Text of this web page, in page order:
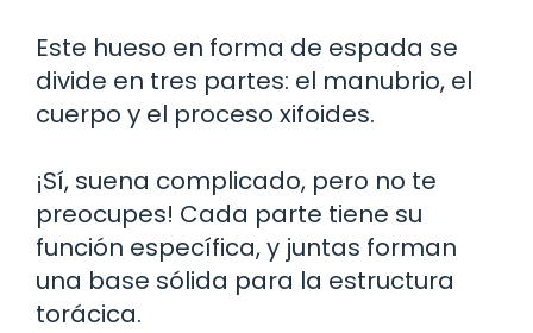
Este hueso en forma de espada se
divide en tres partes: el manubrio, el
cuerpo y el proceso xifoides.
¡Sí, suena complicado, pero no te
preocupes! Cada parte tiene su
función específica, y juntas forman
una base sólida para la estructura
torácica.